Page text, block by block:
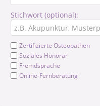
Stichwort (optional):
Zertifizierte Osteopathen
Soziales Honorar
Fremdsprache
Online-Fernberatung